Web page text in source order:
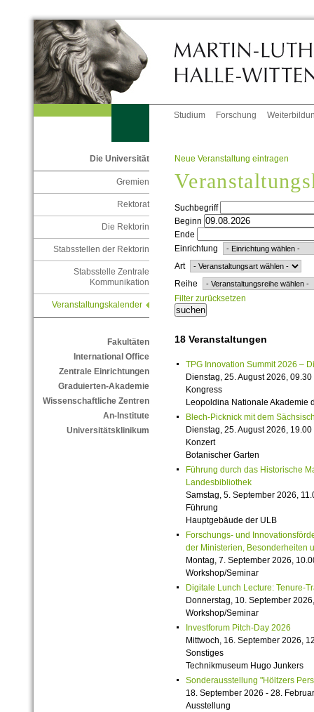
Studium Forschung
Die Universität
Gremien
Rektorat
Die Rektorin
Stabsstellen der Rektorin
Stabsstelle Zentrale
Kommunikation
Veranstaltungskalender
Fakultäten
International Office
Zentrale Einrichtungen
Graduierten-Akademie
Wissenschaftliche Zentren
An-Institute
Universitätsklinikum
Neue Veranstaltung eintragen
Suchbegriff
Beginn
Ende
Einrichtung
Art
Reihe
Filter zurücksetzen
18 Veranstaltungen
TPG Innovation Summit 2026 –
Dienstag, 25. August 2026,
Kongress
Leopoldina Nationale Akademie
Blech-Picknick mit dem
Dienstag, 25. August 2026,
Konzert
Botanischer Garten
Führung durch das Historische
Landesbibliothek
Samstag, 5. September 2026,
Führung
Hauptgebäude der ULB
Forschungs- und
der Ministerien, Besonderheiten
Montag, 7. September 2026,
Workshop/Seminar
Digitale Lunch Lecture: Tenure-
Donnerstag, 10. September
Workshop/Seminar
Investforum Pitch-Day 2026
Mittwoch, 16. September 2026,
Sonstiges
Technikmuseum Hugo Junkers
Sonderausstellung "Höltzers
18. September 2026 - 28.
Ausstellung